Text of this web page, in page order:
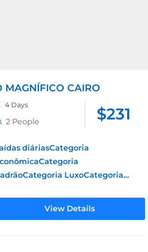
MAGNÍFICO CAIRO
4 Days
2 People $231
diáriasCategoria
LuxoCategoria
5* LuxoHotel 5* Luxo
View Details